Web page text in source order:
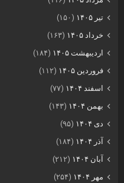
تیر ۱۴۰۵
(۱۵۰)
خرداد ۱۴۰۵
(۱۶۳)
اردیبهشت ۱۴۰۵
(۱۸۴)
فروردین ۱۴۰۵
(۱۱۲)
اسفند ۱۴۰۴
(۷۷)
بهمن ۱۴۰۴
(۱۴۳)
دی ۱۴۰۴
(۹۵)
آذر ۱۴۰۴
(۱۸۴)
آبان ۱۴۰۴
(۲۱۲)
مهر ۱۴۰۴
(۲۵۴)